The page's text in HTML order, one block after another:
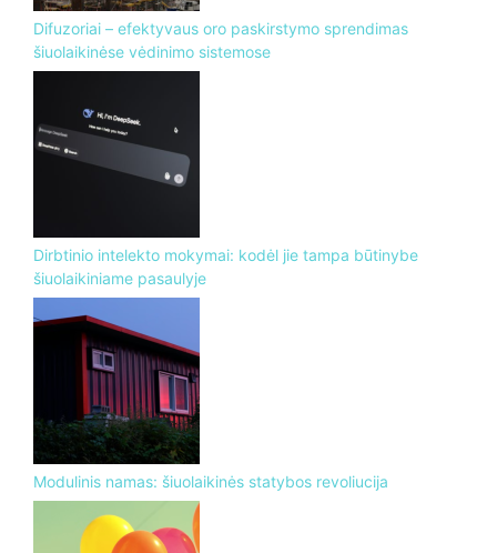
Difuzoriai – efektyvaus oro paskirstymo sprendimas
šiuolaikinėse vėdinimo sistemose
Dirbtinio intelekto mokymai: kodėl jie tampa būtinybe
šiuolaikiniame pasaulyje
Modulinis namas: šiuolaikinės statybos revoliucija